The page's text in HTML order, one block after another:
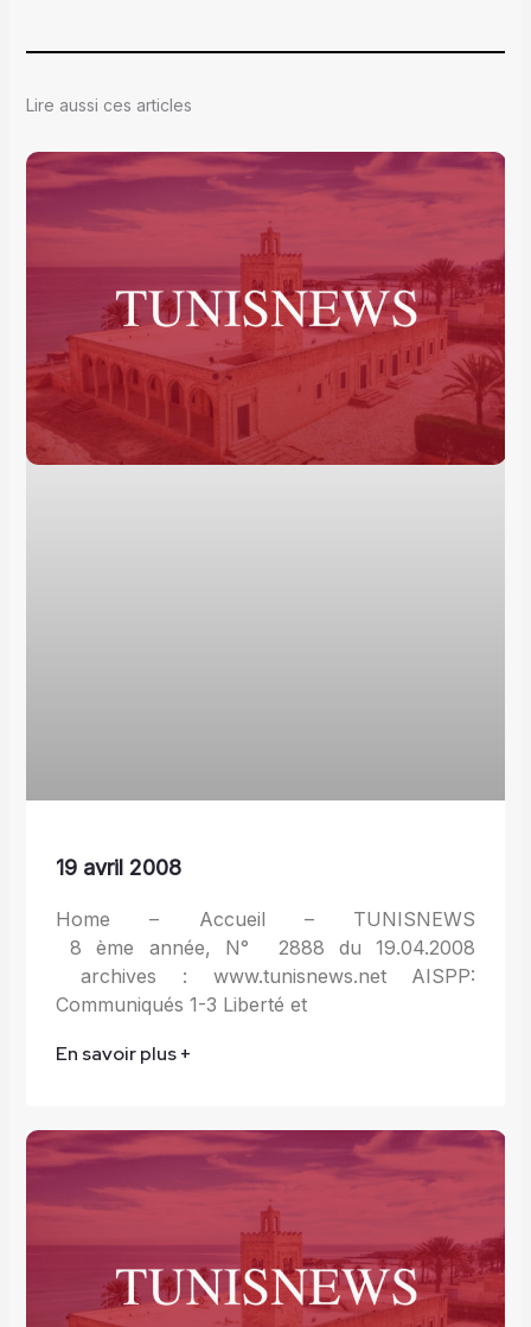
Lire aussi ces articles
19 avril 2008
Home – Accueil – TUNISNEWS
8 ème année, N° 2888 du 19.04.2008
archives : www.tunisnews.net AISPP:
Communiqués 1-3 Liberté et
En savoir plus +